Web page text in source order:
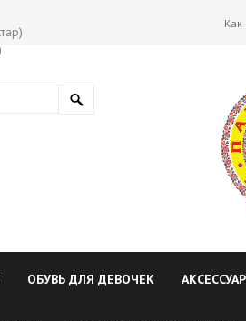
Как
ОБУВЬ ДЛЯ ДЕВОЧЕК